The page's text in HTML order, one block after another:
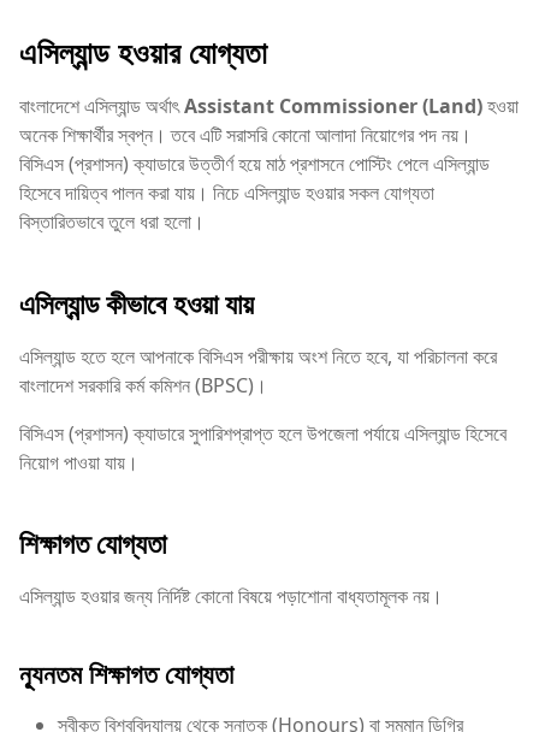
এসিল্যান্ড হওয়ার যোগ্যতা
বাংলাদেশে এসিল্যান্ড অর্থাৎAssistant Commissioner (Land)হওয়া
অনেক শিক্ষার্থীর স্বপ্ন। তবে এটি সরাসরি কোনো আলাদা নিয়োগের পদ নয়।
বিসিএস (প্রশাসন) ক্যাডারে উত্তীর্ণ হয়ে মাঠ প্রশাসনে পোস্টিং পেলে এসিল্যান্ড
হিসেবে দায়িত্ব পালন করা যায়। নিচে এসিল্যান্ড হওয়ার সকল যোগ্যতা
বিস্তারিতভাবে তুলে ধরা হলো।
এসিল্যান্ড কীভাবে হওয়া যায়
এসিল্যান্ড হতে হলে আপনাকে বিসিএস পরীক্ষায় অংশ নিতে হবে, যা পরিচালনা করে
বাংলাদেশ সরকারি কর্ম কমিশন (BPSC)।
বিসিএস (প্রশাসন) ক্যাডারে সুপারিশপ্রাপ্ত হলে উপজেলা পর্যায়ে এসিল্যান্ড হিসেবে
নিয়োগ পাওয়া যায়।
শিক্ষাগত যোগ্যতা
এসিল্যান্ড হওয়ার জন্য নির্দিষ্ট কোনো বিষয়ে পড়াশোনা বাধ্যতামূলক নয়।
ন্যূনতম শিক্ষাগত যোগ্যতা
স্বীকৃত বিশ্ববিদ্যালয় থেকে স্নাতক (Honours) বা সমমান ডিগ্রি